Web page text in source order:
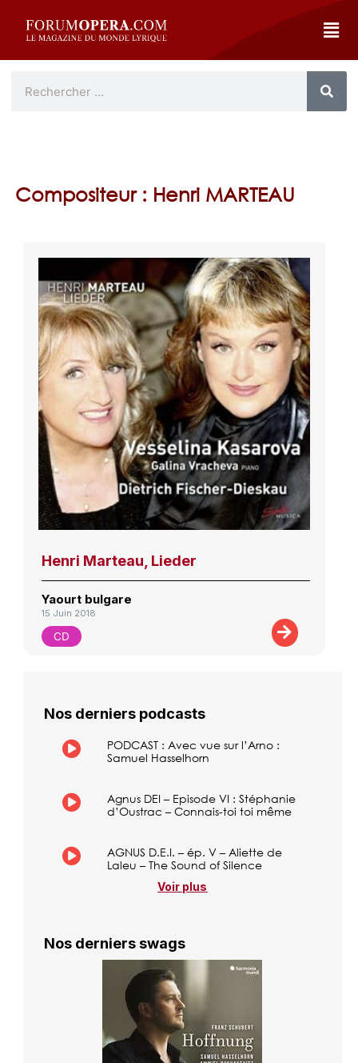
Compositeur : Henri MARTEAU
Henri Marteau, Lieder
Yaourt bulgare
15 Juin 2018
CD
Nos derniers podcasts
PODCAST : Avec vue sur l’Arno :
Samuel Hasselhorn
Agnus DEI – Episode VI : Stéphanie
d’Oustrac – Connais-toi toi même
AGNUS D.E.I. – ép. V – Aliette de
Laleu – The Sound of Silence
Voir plus
Nos derniers swags